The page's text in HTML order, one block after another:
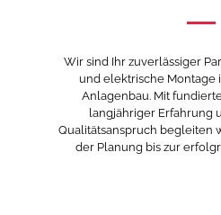
Wir sind Ihr zuverlässiger
und elektrische Montage
Anlagenbau. Mit
langjähriger Erfahrung
Qualitätsanspruch begleiten
der Planung bis zur